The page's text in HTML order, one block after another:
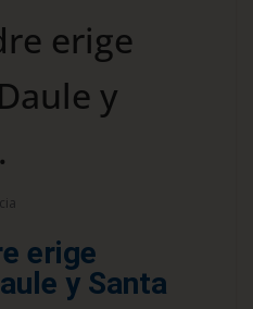
erige
y
erige
y Santa